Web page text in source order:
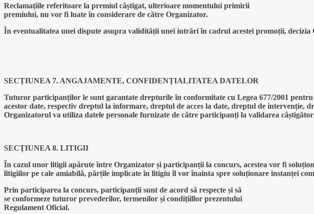
Reclamațiile referitoare la premiul câștigat, ulterioare momentului primirii
premiului, nu vor fi luate în considerare de către Organizator.
În eventualitatea unei dispute asupra validității unei intrări în cadrul acestei promoții,
SECȚIUNEA 7. ANGAJAMENTE, CONFIDENȚIALITATEA DATELOR
Tuturor participanților le sunt garantate drepturile în conformitate cu Legea 677/2001
acestor date, respectiv dreptul la informare, dreptul de acces la date, dreptul de intervenție,
Organizatorul va utiliza datele personale furnizate de către participanți la validarea
SECȚIUNEA 8. LITIGII
În cazul unor litigii apărute între Organizator și participanții la concurs, acestea vor fi
litigiilor pe cale amiabilă, părțile implicate în litigiu îl vor înainta spre soluționare instanței
Prin participarea la concurs, participanții sunt de acord să respecte și să
se conformeze tuturor prevederilor, termenilor și condițiillor prezentului
Regulament Oficial.